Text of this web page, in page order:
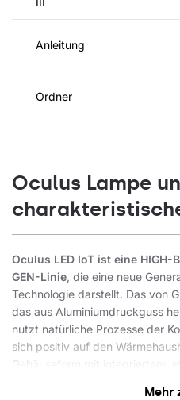
Anleitung
Ordner
Oculus Lampe
Oculus LED IoT ist eine HIGH-
GEN-Linie, die eine neue
Technologie darstellt. Das von
das aus Aluminiumdruckguss
nutzt natürliche Prozesse der
sich positiv auf den
Gehäuseform mit integriertem,
Mehr